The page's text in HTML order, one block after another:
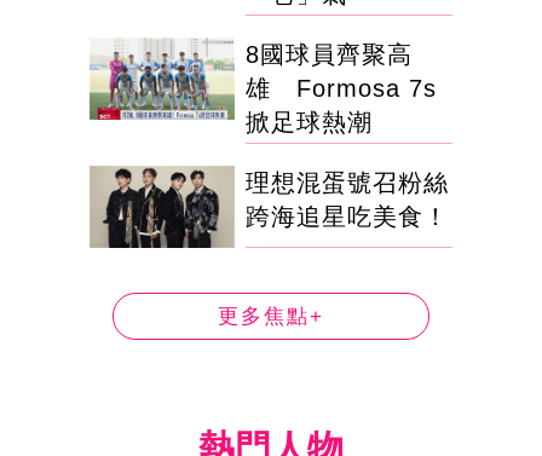
8國球員齊聚高
雄 Formosa 7s
掀足球熱潮
理想混蛋號召粉絲
跨海追星吃美食！
更多焦點+